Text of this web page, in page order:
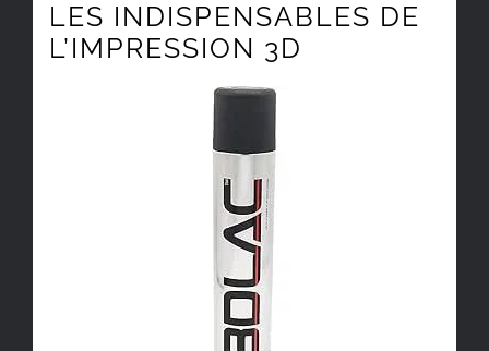
LES INDISPENSABLES DE
L’IMPRESSION 3D